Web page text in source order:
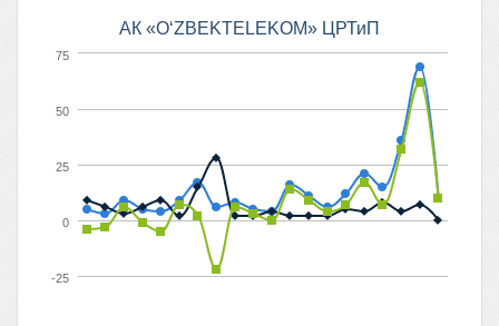
АК «O‘ZBEKTELEKOM» ЦРТиП
0
-25
25
50
75